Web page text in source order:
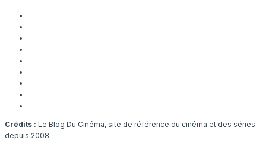
Crédits : Le Blog Du Cinéma, site de référence du cinéma et des séries
depuis 2008